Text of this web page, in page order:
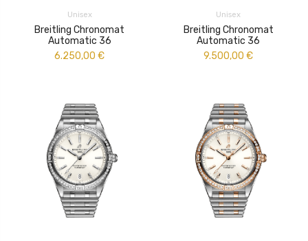
Unisex
Breitling Chronomat
Automatic 36
6.250,00 €
Unisex
Breitling Chronomat
Automatic 36
9.500,00 €